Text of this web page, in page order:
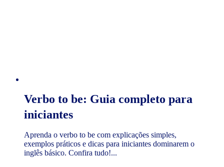
Verbo to be: Guia completo para
iniciantes
Aprenda o verbo to be com explicações simples,
exemplos práticos e dicas para iniciantes dominarem o
inglês básico. Confira tudo!...